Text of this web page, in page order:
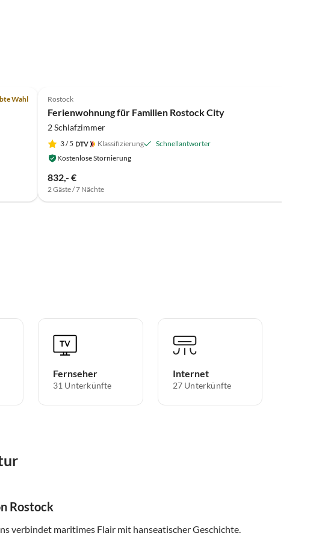
Wahl Super-Gastgeber
Rostock
Ferienwohnung für Familien Rostock City
2 Schlafzimmer
3/ 5 Klassifizierung
Schnellantworter
Kostenlose Stornierung
832,- €
2 Gäste / 7 Nächte
Fernseher
31 Unterkünfte
Internet
27 Unterkünfte
Rostock
verbindet maritimes Flair mit hanseatischer Geschichte.